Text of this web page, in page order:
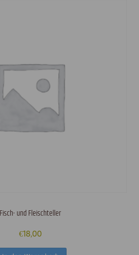
Fisch- und Fleischteller
€18,00